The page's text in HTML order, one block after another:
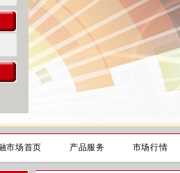
市场首页 产品服务 市场行情